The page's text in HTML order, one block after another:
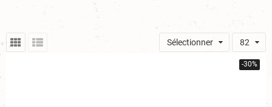
Sélectionner 82
-30%